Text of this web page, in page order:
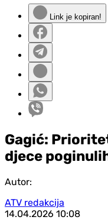
Link je kopiran!
Gagić:
djece
Autor:
ATV redakcija
14.04.2026 10:08